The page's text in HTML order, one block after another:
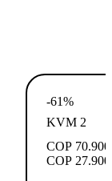
-61%
KVM 2
COP 70.900
COP 27.900